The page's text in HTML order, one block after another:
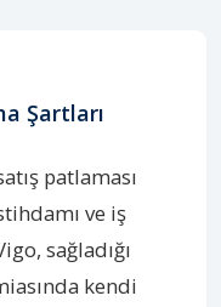
Şartları
patlaması
ve iş
sağladığı
kendi